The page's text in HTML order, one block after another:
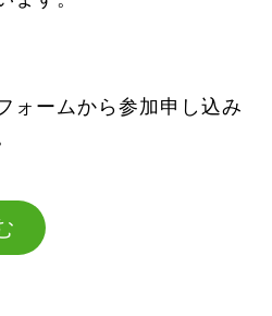
ォームから参加申し込み